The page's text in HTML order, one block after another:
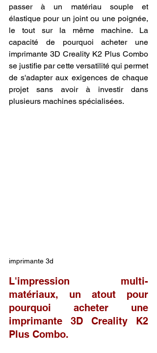
passer à un matériau souple et
élastique pour un joint ou une poignée,
le tout sur la même machine. La
capacité de pourquoi acheter une
imprimante 3D Creality K2 Plus Combo
se justifie par cette versatilité qui permet
de s'adapter aux exigences de chaque
projet sans avoir à investir dans
plusieurs machines spécialisées.
imprimante 3d
L'impression multi-
matériaux, un atout pour
pourquoi acheter une
imprimante 3D Creality K2
Plus Combo.